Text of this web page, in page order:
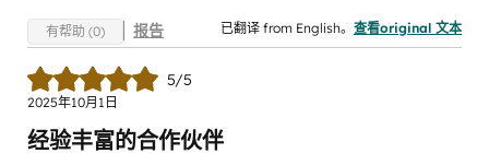
有帮助 (0) 报告 已翻译 from English。 查看original 文本
5/5
2025年10月1日
经验丰富的合作伙伴